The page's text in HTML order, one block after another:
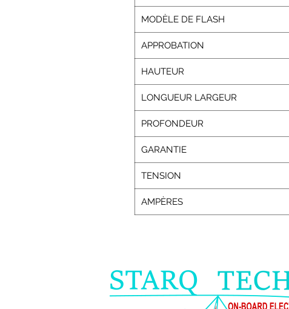
MODÈLE DE FLASH
APPROBATION
HAUTEUR
LONGUEUR LARGEUR
PROFONDEUR
GARANTIE
TENSION
AMPÈRES